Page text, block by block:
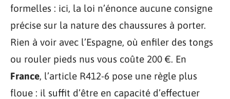
formelles : ici, la loi n’énonce aucune consigne
précise sur la nature des chaussures à porter.
Rien à voir avec l’Espagne, où enfiler des tongs
ou rouler pieds nus vous coûte 200 €. En
France, l’article R412-6 pose une règle plus
floue : il suffit d’être en capacité d’effectuer